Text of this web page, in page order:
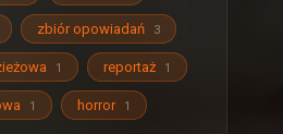
zbiór opowiadań 3
1 reportaż 1
1 horror 1